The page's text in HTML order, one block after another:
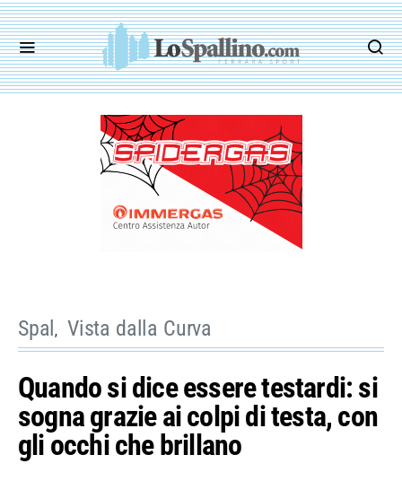
Spal Vista dalla Curva
Quando si dice essere testardi: si
sogna grazie ai colpi di testa, con
gli occhi che brillano